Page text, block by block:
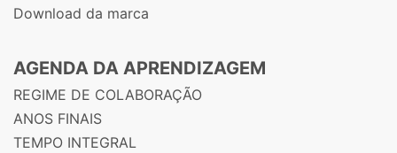
Download da marca
AGENDA DA APRENDIZAGEM
REGIME DE COLABORAÇÃO
ANOS FINAIS
TEMPO INTEGRAL